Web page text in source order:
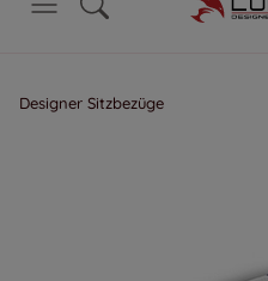
Designer Sitzbezüge